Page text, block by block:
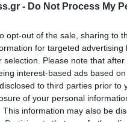
- Do Not Process My
opt-out of the sale, sharing to
for targeted
selection. Please note that
interest-based ads based
to third parties prior
of your personal
This information may also be
κόρες της
2025 06:46